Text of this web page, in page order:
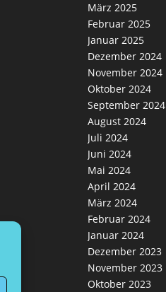
März 2025
Februar 2025
Januar 2025
Dezember 2024
November 2024
Oktober 2024
September 2024
August 2024
Juli 2024
Juni 2024
Mai 2024
April 2024
März 2024
Februar 2024
Januar 2024
Dezember 2023
November 2023
Oktober 2023